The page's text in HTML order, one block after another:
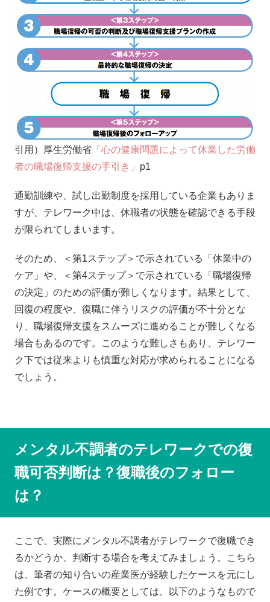
引用）厚生労働省 「心の健康問題によって休業した労働
者の職場復帰支援の手引き」 p1
通勤訓練や、試し出勤制度を採用している企業もありま
すが、テレワーク中は、休職者の状態を確認できる手段
が限られてしまいます。
そのため、＜第1ステップ＞で示されている「休業中の
ケア」や、＜第4ステップ＞で示されている「職場復帰
の決定」のための評価が難しくなります。結果として、
回復の程度や、復職に伴うリスクの評価が不十分とな
り、職場復帰支援をスムーズに進めることが難しくなる
場合もあるのです。このような難しさもあり、テレワー
ク下では従来よりも慎重な対応が求められることになる
でしょう。
メンタル不調者のテレワークでの復
職可否判断は？復職後のフォロー
は？
ここで、実際にメンタル不調者がテレワークで復職でき
るかどうか、判断する場合を考えてみましょう。こちら
は、筆者の知り合いの産業医が経験したケースを元にし
た例です。ケースの概要としては、以下のようなもので